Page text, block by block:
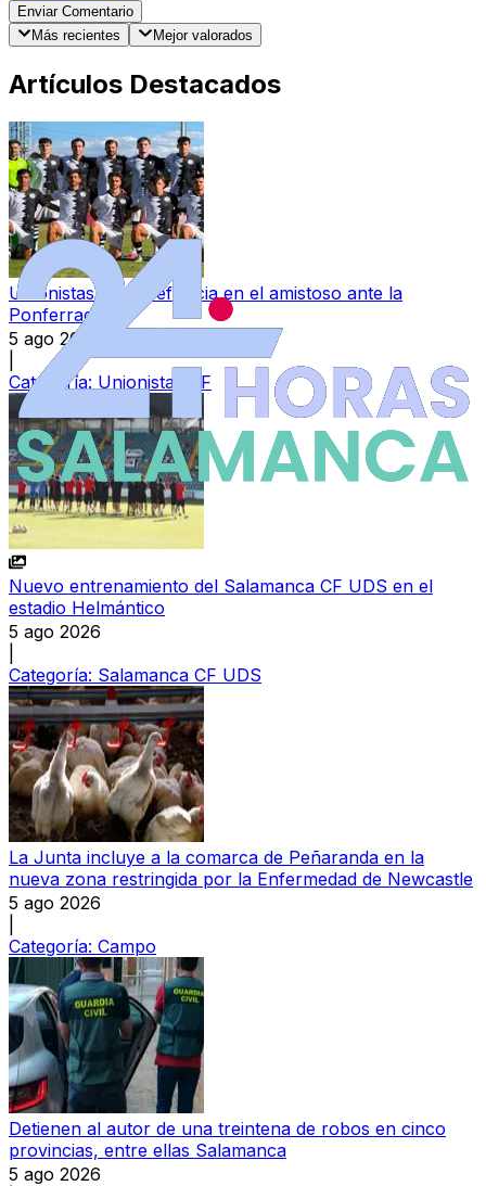
Enviar Comentario
Más recientes
Mejor valorados
Artículos Destacados
Unionistas tira de eficacia en el amistoso ante la
Ponferradina
5 ago 2026
Categoría: Unionistas CF
Nuevo entrenamiento del Salamanca CF UDS en el
estadio Helmántico
5 ago 2026
Categoría: Salamanca CF UDS
La Junta incluye a la comarca de Peñaranda en la
nueva zona restringida por la Enfermedad de Newcastle
5 ago 2026
Categoría: Campo
Detienen al autor de una treintena de robos en cinco
provincias, entre ellas Salamanca
5 ago 2026